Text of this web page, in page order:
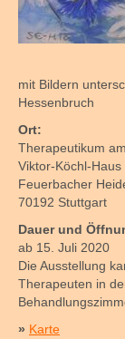
mit Bildern
Hessenbruch
Ort:
Therapeutikum
Viktor-Köchl-Haus
Feuerbacher
70192 Stuttgart
Dauer und
ab 15. Juli 2020
Die Ausstellung
Therapeuten in
» Karte